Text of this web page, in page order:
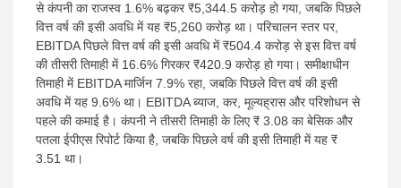
से कंपनी का राजस्व 1.6% बढ़कर ₹5,344.5 करोड़ हो गया, जबकि पिछले
वित्त वर्ष की इसी अवधि में यह ₹5,260 करोड़ था। परिचालन स्तर पर,
EBITDA पिछले वित्त वर्ष की इसी अवधि में ₹504.4 करोड़ से इस वित्त वर्ष
की तीसरी तिमाही में 16.6% गिरकर ₹420.9 करोड़ हो गया। समीक्षाधीन
तिमाही में EBITDA मार्जिन 7.9% रहा, जबकि पिछले वित्त वर्ष की इसी
अवधि में यह 9.6% था। EBITDA ब्याज, कर, मूल्यह्रास और परिशोधन से
पहले की कमाई है। कंपनी ने तीसरी तिमाही के लिए ₹ 3.08 का बेसिक और
पतला ईपीएस रिपोर्ट किया है, जबकि पिछले वर्ष की इसी तिमाही में यह ₹
3.51 था।